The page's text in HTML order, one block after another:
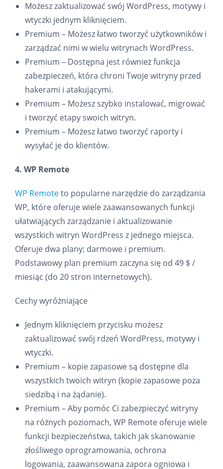
Możesz zaktualizować swój WordPress, motywy i
wtyczki jednym kliknięciem.
Premium – Możesz łatwo tworzyć użytkowników i
zarządzać nimi w wielu witrynach WordPress.
Premium – Dostępna jest również funkcja
zabezpieczeń, która chroni Twoje witryny przed
hakerami i atakującymi.
Premium – Możesz szybko instalować, migrować
i tworzyć etapy swoich witryn.
Premium – Możesz łatwo tworzyć raporty i
wysyłać je do klientów.
4. WP Remote
WP Remoteto popularne narzędzie do zarządzania
WP, które oferuje wiele zaawansowanych funkcji
ułatwiających zarządzanie i aktualizowanie
wszystkich witryn WordPress z jednego miejsca.
Oferuje dwa plany; darmowe i premium.
Podstawowy plan premium zaczyna się od 49 $ /
miesiąc (do 20 stron internetowych).
Cechy wyróżniające
Jednym kliknięciem przycisku możesz
zaktualizować swój rdzeń WordPress, motywy i
wtyczki.
Premium – kopie zapasowe są dostępne dla
wszystkich twoich witryn (kopie zapasowe poza
siedzibą i na żądanie).
Premium – Aby pomóc Ci zabezpieczyć witryny
na różnych poziomach, WP Remote oferuje wiele
funkcji bezpieczeństwa, takich jak skanowanie
złośliwego oprogramowania, ochrona
logowania, zaawansowana zapora ogniowa i